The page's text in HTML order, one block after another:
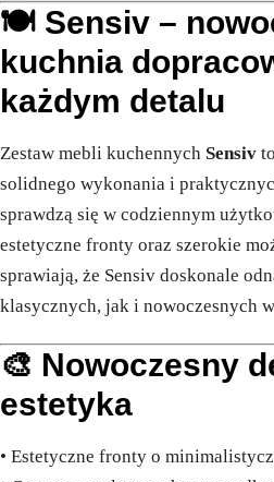
🍽️ Sensiv –
kuchnia
każdym detalu
Zestaw mebli kuchennych Sensiv
solidnego wykonania i
sprawdzą się w codziennym
estetyczne fronty oraz szerokie
sprawiają, że Sensiv doskonale
klasycznych, jak i nowoczesnych
🎨 Nowoczesny
estetyka
• Estetyczne fronty o